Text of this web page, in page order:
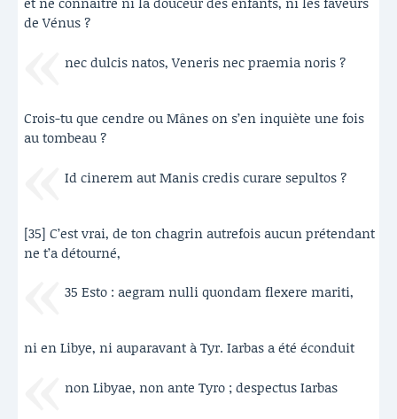
de Vénus ?
nec dulcis natos, Veneris nec praemia noris ?
Crois-tu que cendre ou Mânes on s’en inquiète une fois
au tombeau ?
Id cinerem aut Manis credis curare sepultos ?
[35] C’est vrai, de ton chagrin autrefois aucun prétendant
ne t’a détourné,
35 Esto : aegram nulli quondam flexere mariti,
ni en Libye, ni auparavant à Tyr. Iarbas a été éconduit
non Libyae, non ante Tyro ; despectus Iarbas